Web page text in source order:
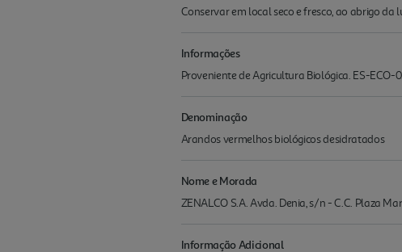
Conservar em local seco e fresco, ao abrigo da
Informações
Proveniente de Agricultura Biológica. ES-
Denominação
Arandos vermelhos biológicos desidratados
Nome e Morada
ZENALCO S.A. Avda. Denia, s/n - C.C. Plaza
Informação Adicional